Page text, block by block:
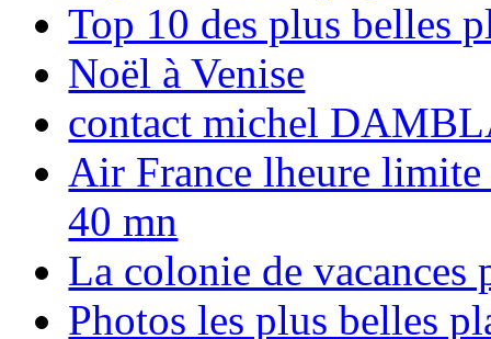
Top 10 des plus belles
Noël à Venise
contact michel
Air France lheure limite
40 mn
La colonie de vacances
Photos les plus belles